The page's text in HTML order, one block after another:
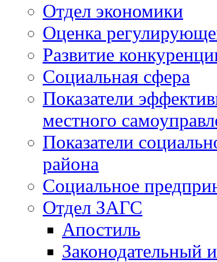
Отдел экономики
Оценка
Развитие
Социальная сфера
Показатели
местного
Показатели
района
Социальное
Отдел ЗАГС
Апостиль
Законодательный